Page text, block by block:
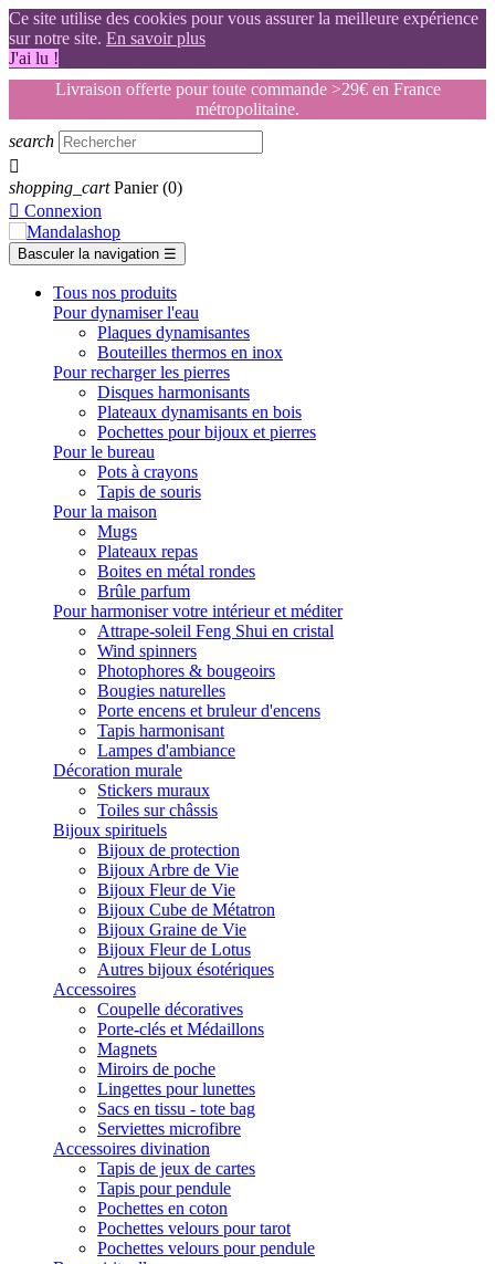
Ce site utilise des cookies pour vous assurer la meilleure expérience
sur notre site. En savoir plus
J'ai lu !
Livraison offerte pour toute commande >29€ en France
métropolitaine.
search

shopping_cart Panier (0)
 Connexion
Basculer la navigation ☰
Tous nos produits
Pour dynamiser l'eau
Plaques dynamisantes
Bouteilles thermos en inox
Pour recharger les pierres
Disques harmonisants
Plateaux dynamisants en bois
Pochettes pour bijoux et pierres
Pour le bureau
Pots à crayons
Tapis de souris
Pour la maison
Mugs
Plateaux repas
Boites en métal rondes
Brûle parfum
Pour harmoniser votre intérieur et méditer
Attrape-soleil Feng Shui en cristal
Wind spinners
Photophores & bougeoirs
Bougies naturelles
Porte encens et bruleur d'encens
Tapis harmonisant
Lampes d'ambiance
Décoration murale
Stickers muraux
Toiles sur châssis
Bijoux spirituels
Bijoux de protection
Bijoux Arbre de Vie
Bijoux Fleur de Vie
Bijoux Cube de Métatron
Bijoux Graine de Vie
Bijoux Fleur de Lotus
Autres bijoux ésotériques
Accessoires
Coupelle décoratives
Porte-clés et Médaillons
Magnets
Miroirs de poche
Lingettes pour lunettes
Sacs en tissu - tote bag
Serviettes microfibre
Accessoires divination
Tapis de jeux de cartes
Tapis pour pendule
Pochettes en coton
Pochettes velours pour tarot
Pochettes velours pour pendule